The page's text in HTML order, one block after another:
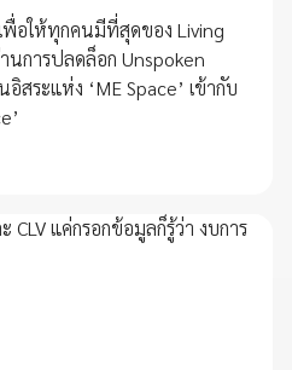
อให้ทุกคนมีที่สุดของ Living
นการปลดล็อก Unspoken
สระแห่ง ‘ME Space’ เข้ากับ